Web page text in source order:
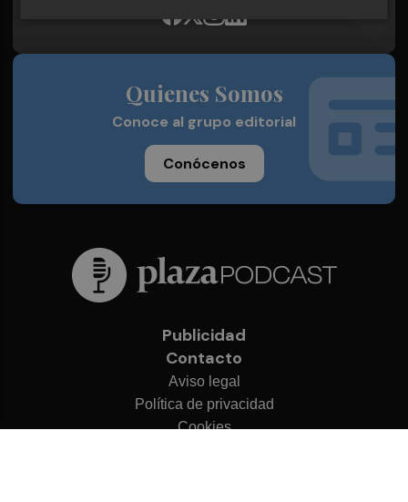
Quienes Somos
Conoce al grupo editorial
Conócenos
Publicidad
Contacto
Aviso legal
Política de privacidad
Cookies